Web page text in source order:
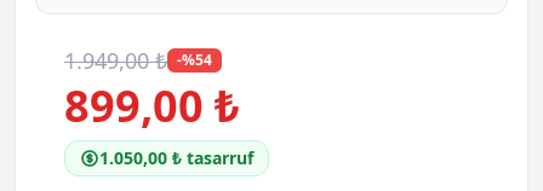
1.949,00 ₺ -%54
899,00 ₺
1.050,00 ₺ tasarruf